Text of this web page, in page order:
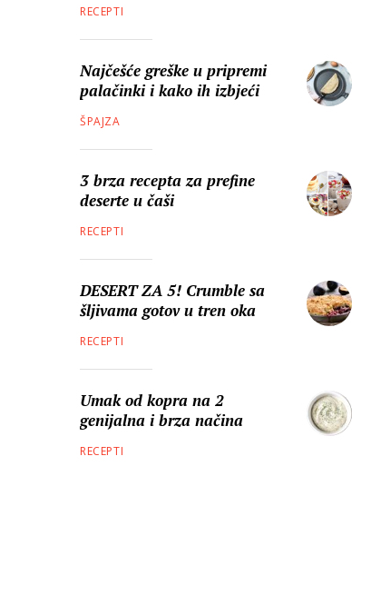
RECEPTI
Najčešće greške u pripremi
palačinki i kako ih izbjeći
ŠPAJZA
3 brza recepta za prefine
deserte u čaši
RECEPTI
DESERT ZA 5! Crumble sa
šljivama gotov u tren oka
RECEPTI
Umak od kopra na 2
genijalna i brza načina
RECEPTI